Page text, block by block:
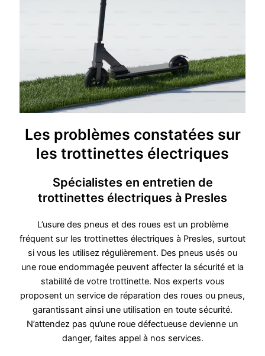
Les problèmes constatées sur
les trottinettes électriques
Spécialistes en entretien de
trottinettes électriques à Presles
L’usure des pneus et des roues est un problème
fréquent sur les trottinettes électriques à Presles, surtout
si vous les utilisez régulièrement. Des pneus usés ou
une roue endommagée peuvent affecter la sécurité et la
stabilité de votre trottinette. Nos experts vous
proposent un service de réparation des roues ou pneus,
garantissant ainsi une utilisation en toute sécurité.
N’attendez pas qu’une roue défectueuse devienne un
danger, faites appel à nos services.